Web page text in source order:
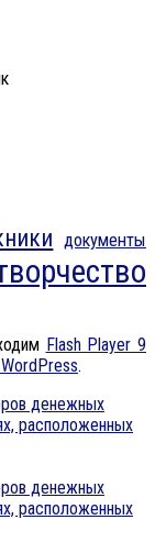
документы
Flash Player 9
.